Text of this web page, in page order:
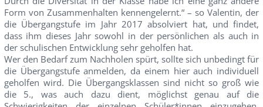
Form von Zusammenhalten kennengelernt.“ – so Valentin, der
die Übergangstufe im Jahr 2017 absolviert hat, und findet,
dass ihm dieses Jahr sowohl in der persönlichen als auch in
der schulischen Entwicklung sehr geholfen hat.
Wer den Bedarf zum Nachholen spürt, sollte sich unbedingt für
die Übergangstufe anmelden, da einem hier auch individuell
geholfen wird. Die Übergangsklassen sind nicht so groß wie
die 5., was auch dazu dient, möglichst genau auf die